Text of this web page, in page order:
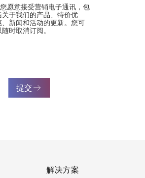
您愿意接受营销电子通讯，包
关于我们的产品、特价优
、新闻和活动的更新。您可
随时取消订阅。
提交
解决方案